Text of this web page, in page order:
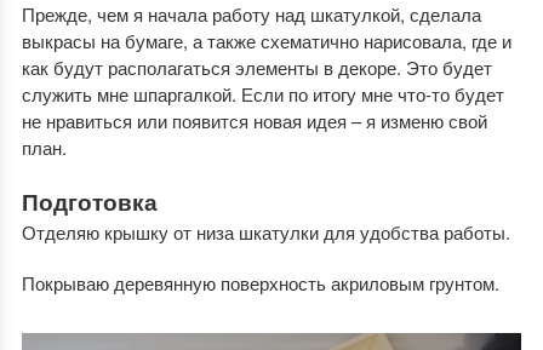
Прежде, чем я начала работу над шкатулкой, сделала
выкрасы на бумаге, а также схематично нарисовала, где и
как будут располагаться элементы в декоре. Это будет
служить мне шпаргалкой. Если по итогу мне что-то будет
не нравиться или появится новая идея – я изменю свой
план.
Подготовка
Отделяю крышку от низа шкатулки для удобства работы.
Покрываю деревянную поверхность акриловым грунтом.